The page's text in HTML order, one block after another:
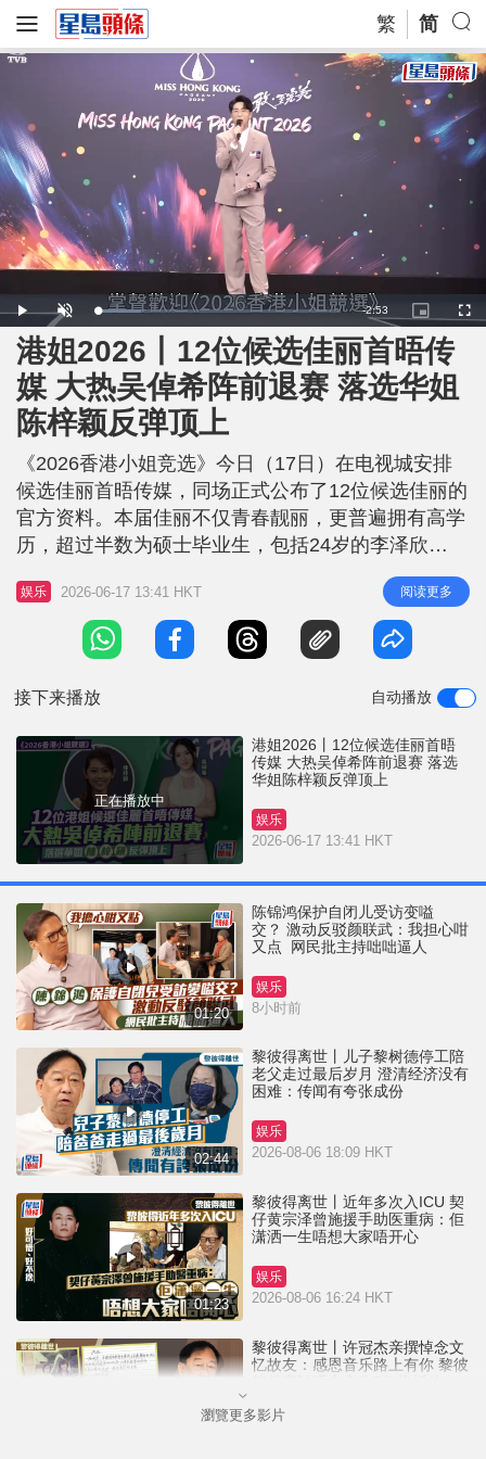
繁 简
P
l
a
y
U
n
m
u
t
e
L
o
d
e
1
7
.
7
6
R
e
m
n
n
-2:53
P
i
c
t
r
e
-
c
t
r
e
F
u
港姐2026丨12位候选佳丽首晤传
媒 大热吴倬希阵前退赛 落选华姐
陈梓颖反弹顶上
《2026香港小姐竞选》今日（17日）在电视城安排
候选佳丽首晤传媒，同场正式公布了12位候选佳丽的
官方资料。本届佳丽不仅青春靓丽，更普遍拥有高学
历，超过半数为硕士毕业生，包括24岁的李泽欣
（Scarlett）、25岁的李澄晴（Chorie）、25岁的谭
雅文（Tiffany）、26岁的杨媛媛（Vera）、23岁的周
芳姿（Gracia）、27岁的颜懿菲（Agnes）及27岁的
汤家琳（Caris），堪称
娱乐 2026-06-17 13:41 HKT 阅读更多
接下来播放 自动播放
正在播放中
港姐2026丨12位候选佳丽首晤
传媒 大热吴倬希阵前退赛 落选
华姐陈梓颖反弹顶上
娱乐
2026-06-17 13:41 HKT
01:20
陈锦鸿保护自闭儿受访变嗌
交？ 激动反驳颜联武：我担心咁
又点 网民批主持咄咄逼人
娱乐
8小时前
02:44
黎彼得离世丨儿子黎树德停工陪
老父走过最后岁月 澄清经济没有
困难：传闻有夸张成份
娱乐
2026-08-06 18:09 HKT
01:23
黎彼得离世丨近年多次入ICU 契
仔黄宗泽曾施援手助医重病：佢
潇洒一生唔想大家唔开心
娱乐
2026-08-06 16:24 HKT
黎彼得离世丨许冠杰亲撰悼念文
忆故友：感恩音乐路上有你 黎彼
娱乐
瀏覽更多影片